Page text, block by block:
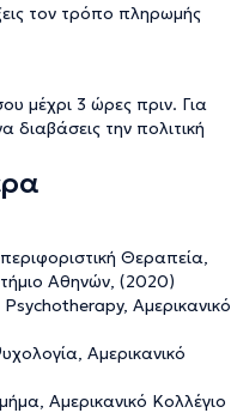
τον τρόπο πληρωμής
μέχρι 3 ώρες πριν. Για
διαβάσεις την πολιτική
Θεραπεία,
Αθηνών, (2020)
Αμερικανικό
Αμερικανικό
Αμερικανικό Κολλέγιο